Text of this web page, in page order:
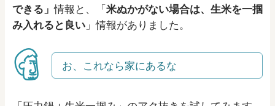
できる」情報と、「米ぬかがない場合は、生米を一掴
み入れると良い 」情報がありました。
お、これなら家にあるな